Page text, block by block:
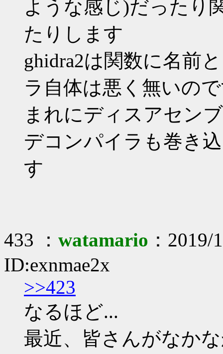
ような感じ)だったり
たりします
ghidra2は関数に名前
ラ自体は悪く無いの
まれにディスアセン
デコンパイラも巻き
す
433 ： watamario ：
ID:exnmae2x
>>423
なるほど...
最近、皆さんがなか